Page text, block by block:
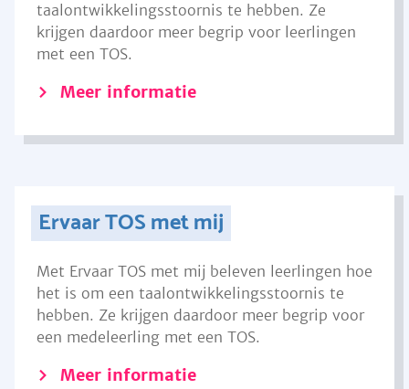
taalontwikkelingsstoornis te hebben. Ze
krijgen daardoor meer begrip voor leerlingen
met een TOS.
Meer informatie
Ervaar TOS met mij
Met Ervaar TOS met mij beleven leerlingen hoe
het is om een taalontwikkelingsstoornis te
hebben. Ze krijgen daardoor meer begrip voor
een medeleerling met een TOS.
Meer informatie